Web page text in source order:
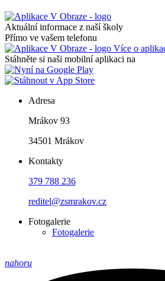
Aktuální informace z naší školy
Přímo ve vašem telefonu
Více o
Stáhněte si naši mobilní aplikaci na
Adresa
Mrákov 93
34501 Mrákov
Kontakty
379 788 236
reditel@zsmrakov.cz
Fotogalerie
Fotogalerie
nahoru